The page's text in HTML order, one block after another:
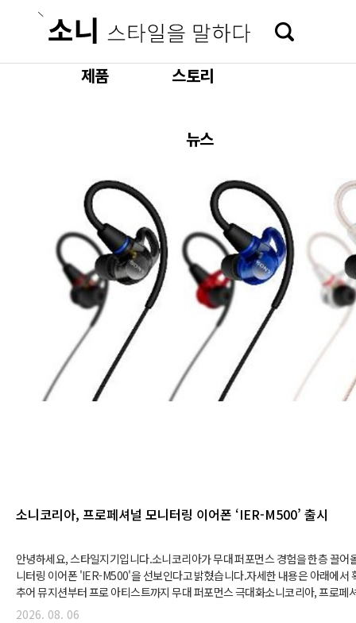
제품 스토리
뉴스
소니코리아, 프로페셔널 모니터링 이어폰 ‘IER-M500’ 출시
안녕하세요, 스타일지기입니다.소니코리아가 무대 퍼포먼스 경험을 한층 끌어
니터링 이어폰 'IER-M500'을 선보인다고 밝혔습니다.자세한 내용은 아래에서
추어 뮤지션부터 프로 아티스트까지 무대 퍼포먼스 극대화소니코리아, 프로페
-M500’ 출시 - 뛰어난 차음 성능과 안정적인 착용감으로 라이브 공연에 최적화
2026. 08. 06